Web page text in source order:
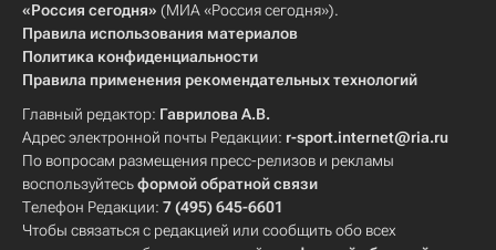
«Россия сегодня» (МИА «Россия сегодня»).
Правила использования материалов
Политика конфиденциальности
Правила применения рекомендательных технологий
Главный редактор: Гаврилова А.В.
Адрес электронной почты Редакции: r-sport.internet@ria.ru
По вопросам размещения пресс-релизов и рекламы
воспользуйтесьформой обратной связи
Телефон Редакции: 7 (495) 645-6601
Чтобы связаться с редакцией или сообщить обо всех